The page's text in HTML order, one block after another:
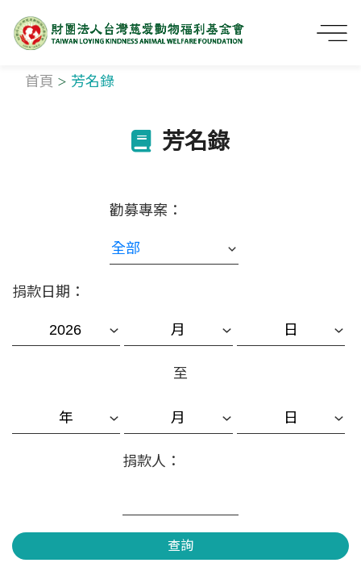
首頁 芳名錄
芳名錄
勸募專案：
捐款日期：
至
捐款人：
查詢